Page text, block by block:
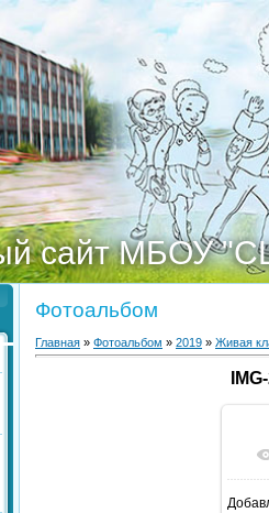
сайт МБОУ
Фотоальбом
Главная » Фотоальбом » 2019 » Живая